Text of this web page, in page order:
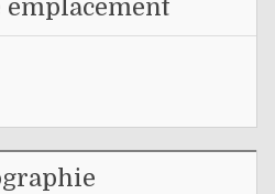
emplacement